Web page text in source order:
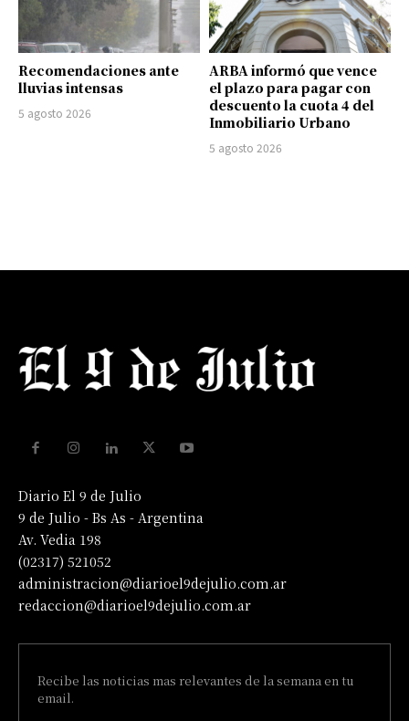
Recomendaciones ante
lluvias intensas
5 agosto 2026
ARBA informó que vence
el plazo para pagar con
descuento la cuota 4 del
Inmobiliario Urbano
5 agosto 2026
Diario El 9 de Julio
9 de Julio - Bs As - Argentina
Av. Vedia 198
(02317) 521052
administracion@diarioel9dejulio.com.ar
redaccion@diarioel9dejulio.com.ar
Recibe las noticias mas relevantes de la semana en tu
email.